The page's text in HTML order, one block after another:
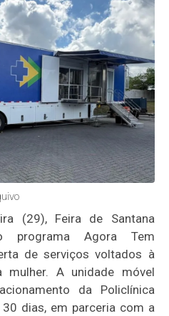
(29), Feira de Santana
Agora Tem
de serviços voltados à
A unidade móvel
da Policlínica
dias, em parceria com a